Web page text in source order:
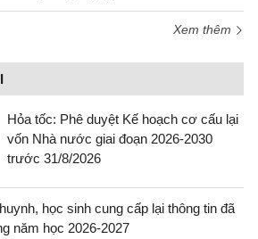
Xem thêm
Hỏa tốc: Phê duyệt Kế hoạch cơ cấu lại
vốn Nhà nước giai đoạn 2026-2030
trước 31/8/2026
học sinh cung cấp lại thông tin đã
năm học 2026-2027